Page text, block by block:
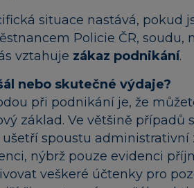
situace nastává, pokud
Policie ČR,
vztahuje zákaz podnikání.
nebo skutečné výdaje?
při podnikání je, že
základ. Ve většině případů
spoustu administrativní
nýbrž pouze evidenci
veškeré účtenky pro